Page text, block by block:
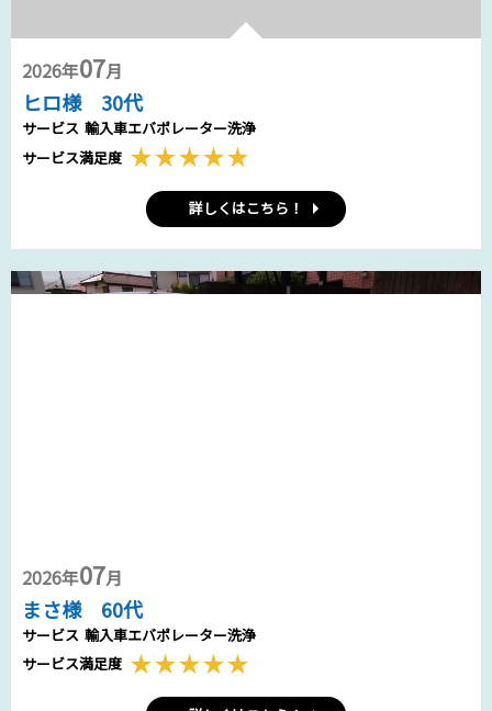
2026年07月
ヒロ様 30代
サービス 輸入車エバポレーター洗浄
サービス満足度
詳しくはこちら！
2026年07月
まさ様 60代
サービス 輸入車エバポレーター洗浄
サービス満足度